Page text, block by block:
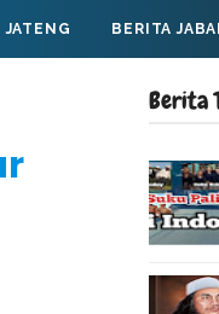
JATENG BERITA
Berita